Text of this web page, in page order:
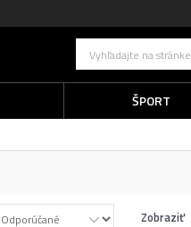
Vyhľadajte na stránke
ŠPORT
Zobraziť